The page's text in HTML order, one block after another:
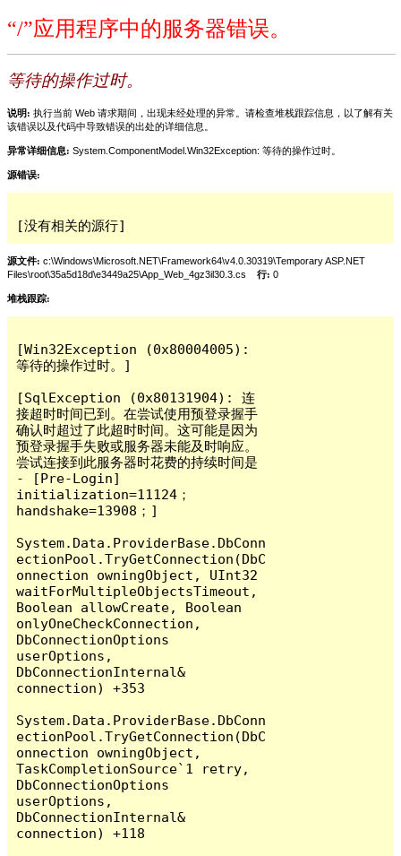
“/”应用程序中的服务器错误。
等待的操作过时。
说明: 执行当前 Web 请求期间，出现未经处理的异常。请检查堆栈跟踪信息，以了解有关
该错误以及代码中导致错误的出处的详细信息。
异常详细信息: System.ComponentModel.Win32Exception: 等待的操作过时。
源错误:
[没有相关的源行]
源文件: c:\Windows\Microsoft.NET\Framework64\v4.0.30319\Temporary ASP.NET
Files\root\35a5d18d\e3449a25\App_Web_4gz3il30.3.cs 行: 0
堆栈跟踪:
[Win32Exception (0x80004005):
等待的操作过时。]
[SqlException (0x80131904): 连
接超时时间已到。在尝试使用预登录握手
确认时超过了此超时时间。这可能是因为
预登录握手失败或服务器未能及时响应。
尝试连接到此服务器时花费的持续时间是
- [Pre-Login]
initialization=11124；
handshake=13908；]
System.Data.ProviderBase.DbConn
ectionPool.TryGetConnection(DbC
onnection owningObject, UInt32
waitForMultipleObjectsTimeout,
Boolean allowCreate, Boolean
onlyOneCheckConnection,
DbConnectionOptions
userOptions,
DbConnectionInternal&
connection) +353
System.Data.ProviderBase.DbConn
ectionPool.TryGetConnection(DbC
onnection owningObject,
TaskCompletionSource`1 retry,
DbConnectionOptions
userOptions,
DbConnectionInternal&
connection) +118